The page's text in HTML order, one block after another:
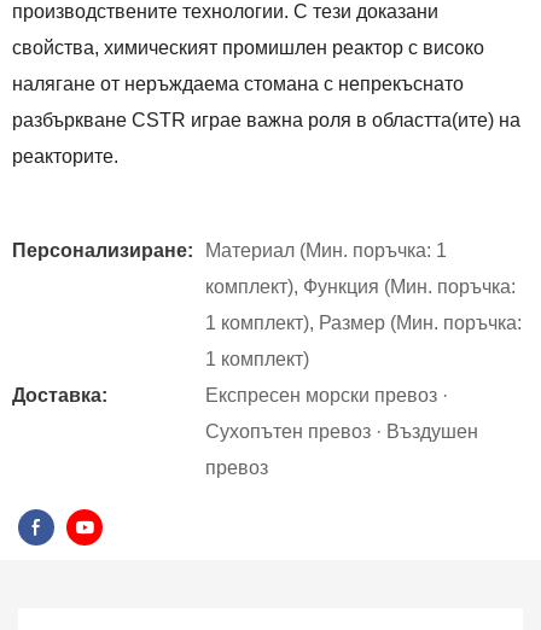
производствените технологии. С тези доказани
свойства, химическият промишлен реактор с високо
налягане от неръждаема стомана с непрекъснато
разбъркване CSTR играе важна роля в областта(ите) на
реакторите.
Персонализиране:
Материал (Мин. поръчка: 1
комплект), Функция (Мин. поръчка:
1 комплект), Размер (Мин. поръчка:
1 комплект)
Доставка:
Експресен морски превоз ·
Сухопътен превоз · Въздушен
превоз